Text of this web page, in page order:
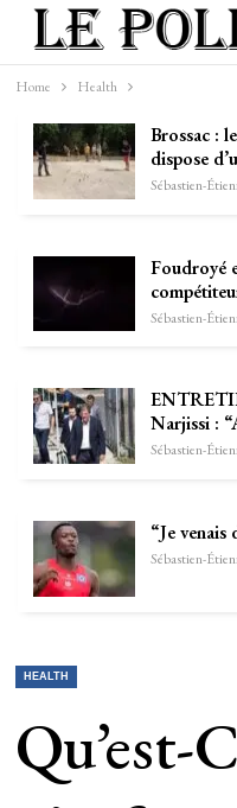
Home Health
Brossac :
dispose
Foudroyé
Narjissi :
“Je
HEALTH
Qu’est-